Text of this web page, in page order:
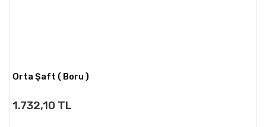
Orta Şaft ( Boru )
1.732,10 TL